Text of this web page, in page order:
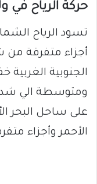
حركة الرياح في
تسود الرياح
أجزاء متفرقة من
الجنوبية الغربية
ومتوسطة الي
على ساحل البحر
الأحمر وأجزاء